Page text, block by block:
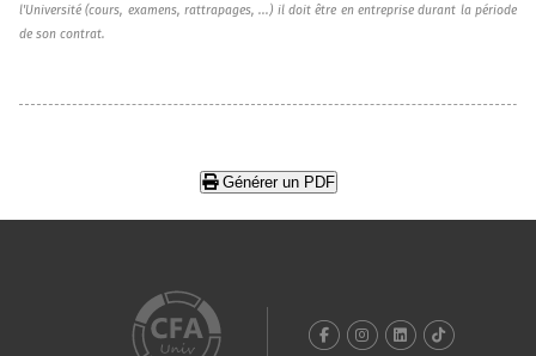
l'Université (cours, examens, rattrapages, ...) il doit être en entreprise durant la période
de son contrat.
Générer un PDF